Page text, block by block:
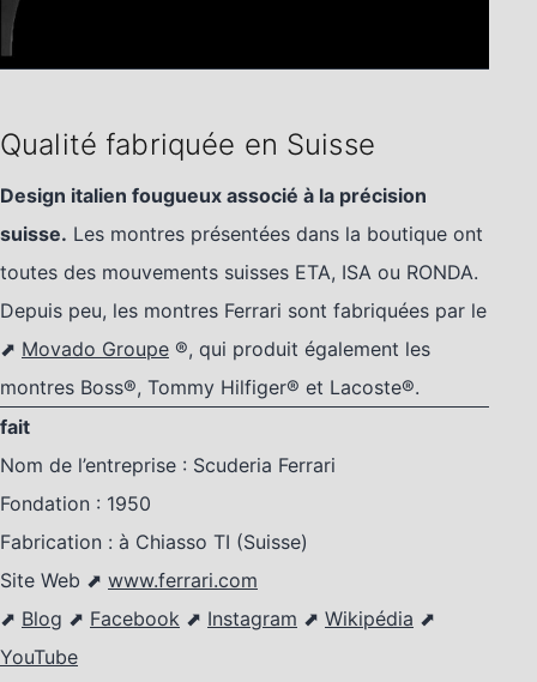
Qualité fabriquée en Suisse
Design italien fougueux associé à la précision
suisse. Les montres présentées dans la boutique ont
toutes des mouvements suisses ETA, ISA ou RONDA.
Depuis peu, les montres Ferrari sont fabriquées par le
⬈ Movado Groupe ®, qui produit également les
montres Boss®, Tommy Hilfiger® et Lacoste®.
fait
Nom de l’entreprise : Scuderia Ferrari
Fondation : 1950
Fabrication : à Chiasso TI (Suisse)
Site Web ⬈ www.ferrari.com
⬈ Blog ⬈ Facebook ⬈ Instagram ⬈ Wikipédia ⬈
YouTube